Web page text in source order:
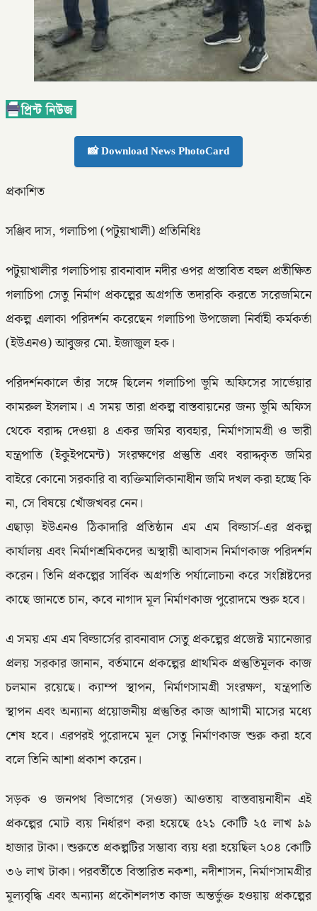
📸 Download News PhotoCard
প্রকাশিত
সঞ্জিব দাস, গলাচিপা (পটুয়াখালী) প্রতিনিধিঃ
পটুয়াখালীর গলাচিপায় রাবনাবাদ নদীর ওপর প্রস্তাবিত বহুল প্রতীক্ষিত
গলাচিপা সেতু নির্মাণ প্রকল্পের অগ্রগতি তদারকি করতে সরেজমিনে
প্রকল্প এলাকা পরিদর্শন করেছেন গলাচিপা উপজেলা নির্বাহী কর্মকর্তা
(ইউএনও) আবুজর মো. ইজাজুল হক।
পরিদর্শনকালে তাঁর সঙ্গে ছিলেন গলাচিপা ভূমি অফিসের সার্ভেয়ার
কামরুল ইসলাম। এ সময় তারা প্রকল্প বাস্তবায়নের জন্য ভূমি অফিস
থেকে বরাদ্দ দেওয়া ৪ একর জমির ব্যবহার, নির্মাণসামগ্রী ও ভারী
যন্ত্রপাতি (ইকুইপমেন্ট) সংরক্ষণের প্রস্তুতি এবং বরাদ্দকৃত জমির
বাইরে কোনো সরকারি বা ব্যক্তিমালিকানাধীন জমি দখল করা হচ্ছে কি
না, সে বিষয়ে খোঁজখবর নেন।
এছাড়া ইউএনও ঠিকাদারি প্রতিষ্ঠান এম এম বিল্ডার্স-এর প্রকল্প
কার্যালয় এবং নির্মাণশ্রমিকদের অস্থায়ী আবাসন নির্মাণকাজ পরিদর্শন
করেন। তিনি প্রকল্পের সার্বিক অগ্রগতি পর্যালোচনা করে সংশ্লিষ্টদের
কাছে জানতে চান, কবে নাগাদ মূল নির্মাণকাজ পুরোদমে শুরু হবে।
এ সময় এম এম বিল্ডার্সের রাবনাবাদ সেতু প্রকল্পের প্রজেক্ট ম্যানেজার
প্রলয় সরকার জানান, বর্তমানে প্রকল্পের প্রাথমিক প্রস্তুতিমূলক কাজ
চলমান রয়েছে। ক্যাম্প স্থাপন, নির্মাণসামগ্রী সংরক্ষণ, যন্ত্রপাতি
স্থাপন এবং অন্যান্য প্রয়োজনীয় প্রস্তুতির কাজ আগামী মাসের মধ্যে
শেষ হবে। এরপরই পুরোদমে মূল সেতু নির্মাণকাজ শুরু করা হবে
বলে তিনি আশা প্রকাশ করেন।
সড়ক ও জনপথ বিভাগের (সওজ) আওতায় বাস্তবায়নাধীন এই
প্রকল্পের মোট ব্যয় নির্ধারণ করা হয়েছে ৫২১ কোটি ২৫ লাখ ৯৯
হাজার টাকা। শুরুতে প্রকল্পটির সম্ভাব্য ব্যয় ধরা হয়েছিল ২০৪ কোটি
৩৬ লাখ টাকা। পরবর্তীতে বিস্তারিত নকশা, নদীশাসন, নির্মাণসামগ্রীর
মূল্যবৃদ্ধি এবং অন্যান্য প্রকৌশলগত কাজ অন্তর্ভুক্ত হওয়ায় প্রকল্পের